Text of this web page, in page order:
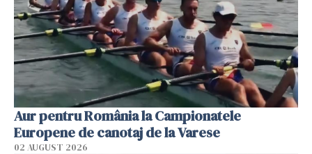
Aur pentru România la Campionatele
Europene de canotaj de la Varese
02 AUGUST 2026